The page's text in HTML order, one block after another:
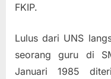
FKIP.
Lulus dari UNS
seorang guru di
Januari 1985